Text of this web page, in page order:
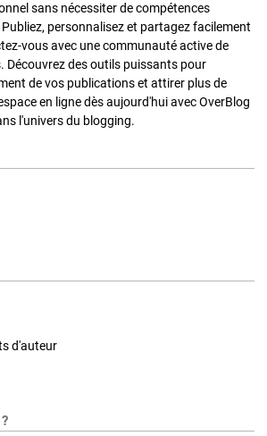
sans nécessiter de compétences
personnalisez et partagez facilement
vous avec une communauté active de
Découvrez des outils puissants pour
de vos publications et attirer plus de
en ligne dès aujourd'hui avec OverBlog
l'univers du blogging.
d'auteur